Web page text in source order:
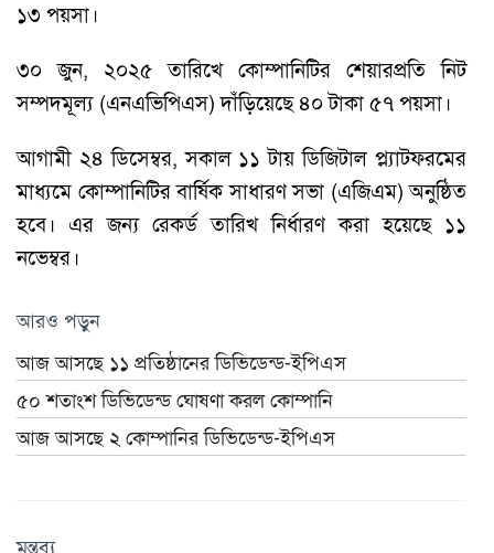
১৩ পয়সা।
৩০ জুন, ২০২৫ তারিখে কোম্পানিটির শেয়ারপ্রতি নিট
সম্পদমূল্য (এনএভিপিএস) দাঁড়িয়েছে ৪০ টাকা ৫৭ পয়সা।
আগামী ২৪ ডিসেম্বর, সকাল ১১ টায় ডিজিটাল প্ল্যাটফরমের
মাধ্যমে কোম্পানিটির বার্ষিক সাধারণ সভা (এজিএম) অনুষ্ঠিত
হবে। এর জন্য রেকর্ড তারিখ নির্ধারণ করা হয়েছে ১১
নভেম্বর।
আরও পড়ুন
আজ আসছে ১১ প্রতিষ্ঠানের ডিভিডেন্ড-ইপিএস
৫০ শতাংশ ডিভিডেন্ড ঘোষণা করল কোম্পানি
আজ আসছে ২ কোম্পানির ডিভিডেন্ড-ইপিএস
মন্তব্য